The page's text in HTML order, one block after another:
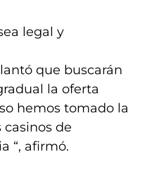
legal y
que buscarán
la oferta
hemos tomado la
de
“, afirmó.